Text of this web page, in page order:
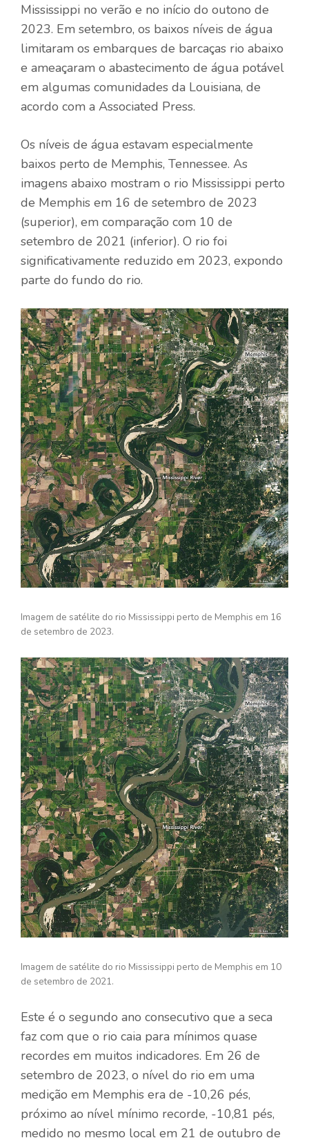
Mississippi no verão e no início do outono de
2023. Em setembro, os baixos níveis de água
limitaram os embarques de barcaças rio abaixo
e ameaçaram o abastecimento de água potável
em algumas comunidades da Louisiana, de
acordo com a Associated Press.
Os níveis de água estavam especialmente
baixos perto de Memphis, Tennessee. As
imagens abaixo mostram o rio Mississippi perto
de Memphis em 16 de setembro de 2023
(superior), em comparação com 10 de
setembro de 2021 (inferior). O rio foi
significativamente reduzido em 2023, expondo
parte do fundo do rio.
Imagem de satélite do rio Mississippi perto de Memphis em 16
de setembro de 2023.
Imagem de satélite do rio Mississippi perto de Memphis em 10
de setembro de 2021.
Este é o segundo ano consecutivo que a seca
faz com que o rio caia para mínimos quase
recordes em muitos indicadores. Em 26 de
setembro de 2023, o nível do rio em uma
medição em Memphis era de -10,26 pés,
próximo ao nível mínimo recorde, -10,81 pés,
medido no mesmo local em 21 de outubro de